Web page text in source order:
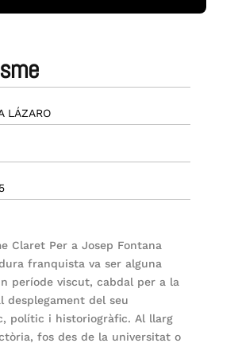
LÁZARO
Claret Per a Josep Fontana
franquista va ser alguna
període viscut, cabdal per a la
desplegament del seu
polític i historiogràfic. Al llarg
fos des de la universitat o